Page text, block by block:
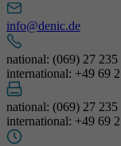
info@denic.de
national: (069) 27 235
international: +49 69
national: (069) 27 235
international: +49 69